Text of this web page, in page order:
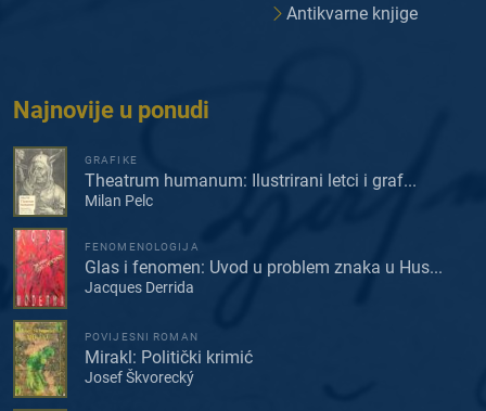
Antikvarne knjige
Najnovije u ponudi
GRAFIKE
Theatrum humanum: Ilustrirani letci i graf...
Milan Pelc
FENOMENOLOGIJA
Glas i fenomen: Uvod u problem znaka u Hus...
Jacques Derrida
POVIJESNI ROMAN
Mirakl: Politički krimić
Josef Škvorecký